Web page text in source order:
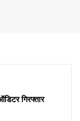
गिरफ्तार